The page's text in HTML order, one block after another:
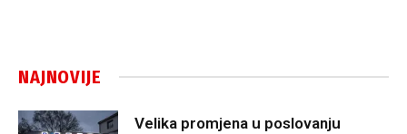
NAJNOVIJE
Velika promjena u poslovanju